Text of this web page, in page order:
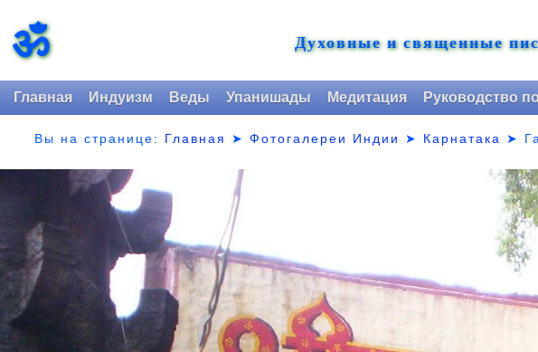
ॐ Духовные и священные
Главная Индуизм Веды Упанишады Медитация Руководство
Вы на странице: Главная ➤Фотогалереи Индии ➤ Карнатака ➤